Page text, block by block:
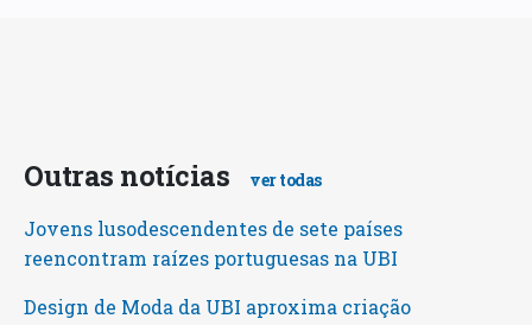
Outras notícias ver todas
Jovens lusodescendentes de sete países
reencontram raízes portuguesas na UBI
Design de Moda da UBI aproxima criação